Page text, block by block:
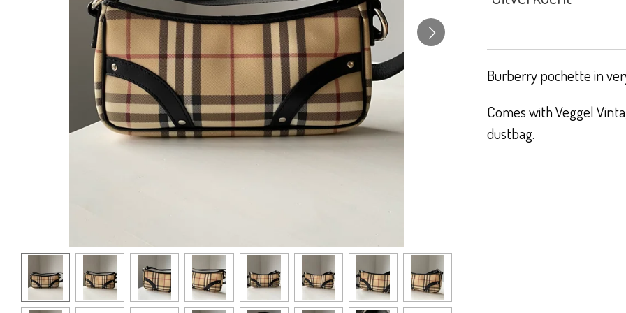
Burberry pochette in
Comes with Veggel
dustbag.